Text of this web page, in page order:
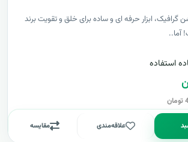
گرافیک، ابزار حرفه ای و ساده برای خلق و تقویت برند
آما..
استفاده
علاقه‌مندی مقایسه